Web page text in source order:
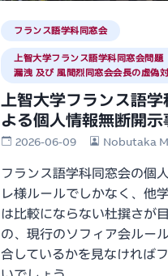
フランス語学科同窓会
上智大学フランス語学科同窓会問題
漏洩 及び 風間烈同窓会会長の虚偽対
上智大学フランス語学
よる個人情報無断開
2026-06-09 Nobutaka
フランス語学科同窓会の個
レ様ルールでしかなく、他
は比較にならない杜撰さが
の、現行のソフィア会ルー
合しているかを見なければ